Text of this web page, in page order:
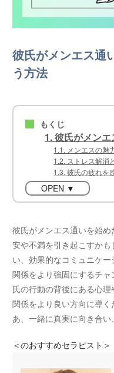
彼氏がメンエス通
う方法
■ もくじ
1. 彼氏がメン
1.1. メンエスの魅
1.2. ストレス解消
1.3. 彼氏の疲れを
OPEN ▼
彼氏がメンエス通いを始
安や不満を引き起こすか
い、効果的なコミュニケー
関係をより強固にするチ
氏の行動の背後にある心
関係をより良い方向に導
あ、一緒に真実に向き合い
＜のおすすめセラピスト＞